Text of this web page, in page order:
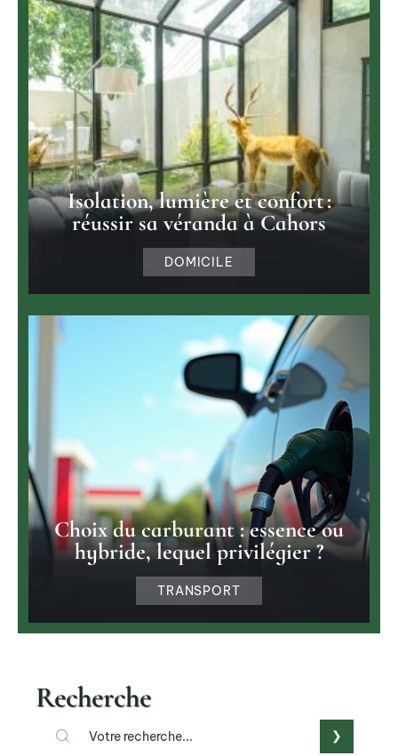
Isolation, lumière et confort :
réussir sa véranda à Cahors
DOMICILE
Choix du carburant : essence ou
hybride, lequel privilégier ?
TRANSPORT
Recherche